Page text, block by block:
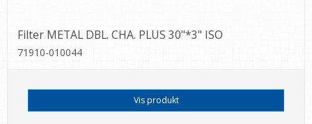
Filter METAL DBL. CHA. PLUS 30"*3" ISO
71910-010044
Vis produkt